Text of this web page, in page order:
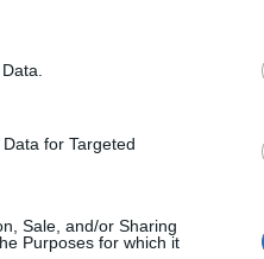
for Targeted
Sale, and/or Sharing
Purposes for which it